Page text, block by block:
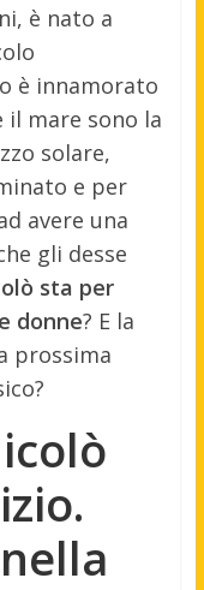
è nato a
è innamorato
mare sono la
solare,
e per
avere una
gli desse
sta per
donne? E la
prossima